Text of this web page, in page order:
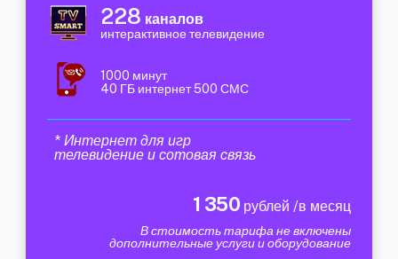
228 каналов
интерактивное телевидение
1000 минут
40 ГБ интернет 500 СМС
* Интернет для игр
телевидение и сотовая связь
1 350 рублей /в месяц
В стоимость тарифа не включены
дополнительные услуги и оборудование